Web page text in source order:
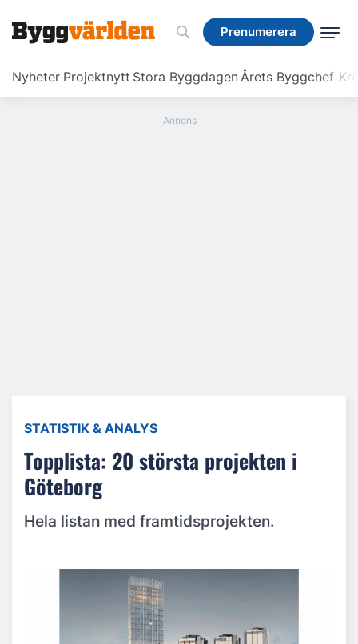
Prenumerera
Nyheter Projektnytt Stora ByggdagenÅrets Byggchef
Prenumerera
STATISTIK & ANALYS
Topplista: 20 största projekten i
Göteborg
Hela listan med framtidsprojekten.